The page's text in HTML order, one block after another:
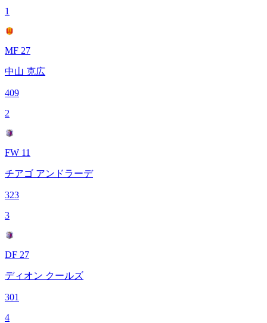
1
MF 27
中山 克広
409
2
FW 11
チアゴ アンドラーデ
323
3
DF 27
ディオン クールズ
301
4